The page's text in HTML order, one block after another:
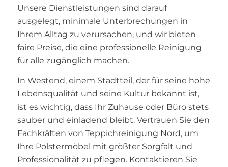
Unsere Dienstleistungen sind darauf
ausgelegt, minimale Unterbrechungen in
Ihrem Alltag zu verursachen, und wir bieten
faire Preise, die eine professionelle Reinigung
für alle zugänglich machen.
In Westend, einem Stadtteil, der für seine hohe
Lebensqualität und seine Kultur bekannt ist,
ist es wichtig, dass Ihr Zuhause oder Büro stets
sauber und einladend bleibt. Vertrauen Sie den
Fachkräften von Teppichreinigung Nord, um
Ihre Polstermöbel mit größter Sorgfalt und
Professionalität zu pflegen. Kontaktieren Sie